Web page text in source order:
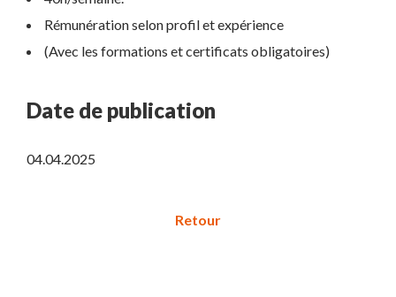
Rémunération selon profil et expérience
(Avec les formations et certificats obligatoires)
Date de publication
04.04.2025